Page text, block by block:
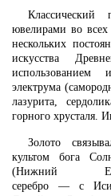
Классический
ювелирами во
нескольких
искусства
использованием
электрума
лазурита,
горного хрусталя.
Золото
культом бога
(Нижний
серебро — с